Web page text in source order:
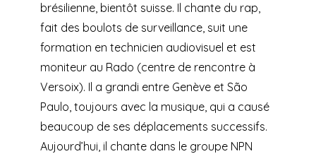
brésilienne, bientôt suisse. Il chante du rap,
fait des boulots de surveillance, suit une
formation en technicien audiovisuel et est
moniteur au Rado (centre de rencontre à
Versoix). Il a grandi entre Genève et São
Paulo, toujours avec la musique, qui a causé
beaucoup de ses déplacements successifs.
Aujourd’hui, il chante dans le groupe NPN